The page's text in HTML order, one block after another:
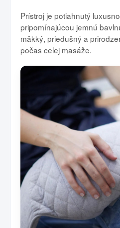
Prístroj je potiahnutý
pripomínajúcou jemnú
mäkký, priedušný a
počas celej masáže.